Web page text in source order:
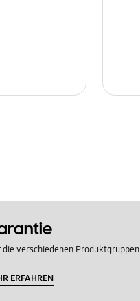
verschiedenen Produktgruppen
ERFAHREN